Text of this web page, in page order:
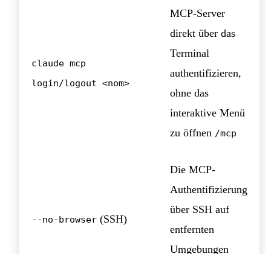
claude mcp
login/logout <nom>
MCP-Server
direkt über das
Terminal
authentifizieren,
ohne das
interaktive Menü
zu öffnen /mcp
--no-browser (SSH)
Die MCP-
Authentifizierung
über SSH auf
entfernten
Umgebungen